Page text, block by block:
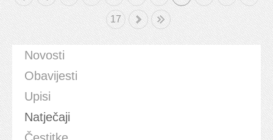
17
» Kraj
Novosti
Obavijesti
Upisi
Natječaji